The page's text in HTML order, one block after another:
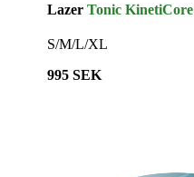
LazerTonic KinetiCore
S/M/L/XL
995 SEK